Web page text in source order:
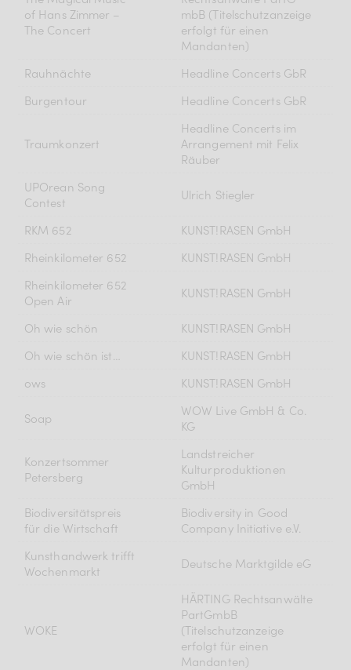
of Hans Zimmer –
The Concert
mbB (Titelschutzanzeige
erfolgt für einen
Mandanten)
Rauhnächte
Headline Concerts GbR
Burgentour
Headline Concerts GbR
Traumkonzert
Headline Concerts im
Arrangement mit Felix
Räuber
UPOrean Song
Contest
Ulrich Stiegler
RKM 652
KUNST!RASEN GmbH
Rheinkilometer 652
KUNST!RASEN GmbH
Rheinkilometer 652
Open Air
KUNST!RASEN GmbH
Oh wie schön
KUNST!RASEN GmbH
Oh wie schön ist…
KUNST!RASEN GmbH
ows
KUNST!RASEN GmbH
Soap
WOW Live GmbH & Co.
KG
Konzertsommer
Petersberg
Landstreicher
Kulturproduktionen
GmbH
Biodiversitätspreis
für die Wirtschaft
Biodiversity in Good
Company Initiative e.V.
Kunsthandwerk trifft
Wochenmarkt
Deutsche Marktgilde eG
WOKE
HÄRTING Rechtsanwälte
PartGmbB
(Titelschutzanzeige
erfolgt für einen
Mandanten)